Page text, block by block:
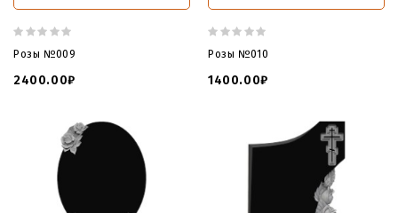
Розы №009
2400.00₽
Розы №010
1400.00₽